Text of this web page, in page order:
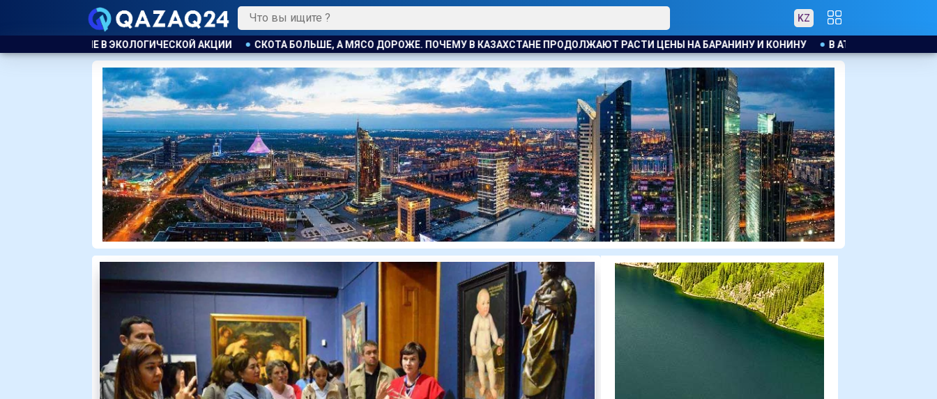
KZ
СКОТА БОЛЬШЕ, А МЯСО ДОРОЖЕ. ПОЧЕМУ В КАЗАХСТАНЕ ПРОДОЛЖАЮТ РАСТИ ЦЕНЫ НА БАРАНИНУ И КОНИНУ В АТЫРАУ ПОЛИЦЕЙСКИЙ ЭВАКУИРОВАЛ ЖИТЕЛЕЙ ДОМА